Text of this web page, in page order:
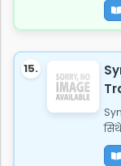
15.